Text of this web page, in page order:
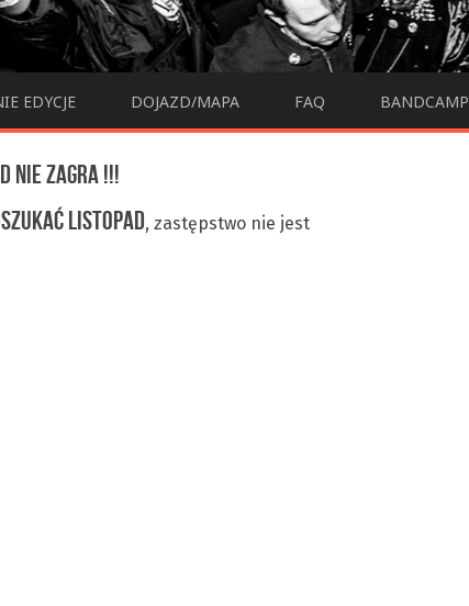
EDYCJE DOJAZD/MAPA FAQ BANDCAMP
NIE ZAGRA !!!
LISTOPAD, zastępstwo nie jest